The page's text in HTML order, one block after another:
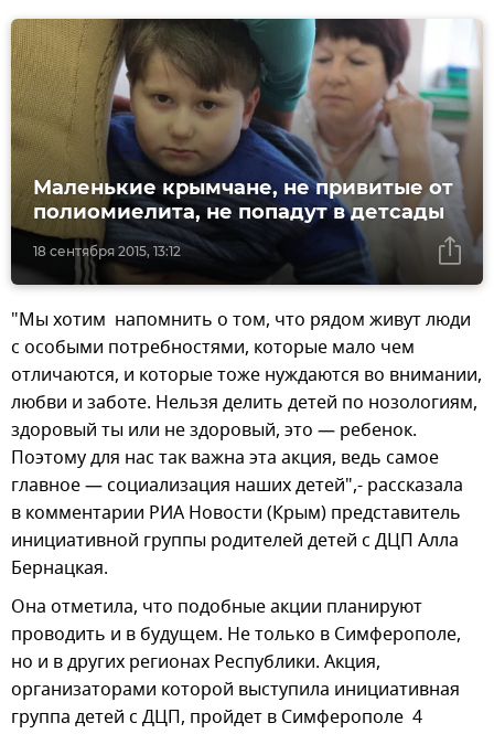
18 сентября 2015, 13:12
Маленькие крымчане, не привитые от
полиомиелита, не попадут в детсады
"Мы хотим напомнить о том, что рядом живут люди
с особыми потребностями, которые мало чем
отличаются, и которые тоже нуждаются во внимании,
любви и заботе. Нельзя делить детей по нозологиям,
здоровый ты или не здоровый, это — ребенок.
Поэтому для нас так важна эта акция, ведь самое
главное — социализация наших детей",- рассказала
в комментарии РИА Новости (Крым) представитель
инициативной группы родителей детей с ДЦП Алла
Бернацкая.
Она отметила, что подобные акции планируют
проводить и в будущем. Не только в Симферополе,
но и в других регионах Республики. Акция,
организаторами которой выступила инициативная
группа детей с ДЦП, пройдет в Симферополе 4